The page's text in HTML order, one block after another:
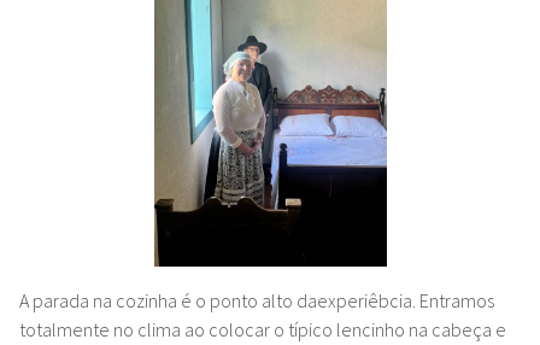
A parada na cozinha é o ponto alto daexperiêbcia. Entramos
totalmente no clima ao colocar o típico lencinho na cabeça e